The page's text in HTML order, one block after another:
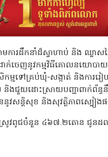
ោមការដឹកនាំដ៏ស្វាហាប់ និង ឈ្
ដាក់ចេញនូវកម្មវិធីគោលនយោបាយ
សិកម្មទៅគ្រប់ឃុំ-សង្កាត់ និងកា
និងជួយដោះស្រាយបញ្ហាពាក់ព័ន្
វសន្តិសុខ និងសុវត្តិភាពស្បៀងផ
កស្រូវពូជចំនួន​ ៤៦៧.២តោន ​ជូ